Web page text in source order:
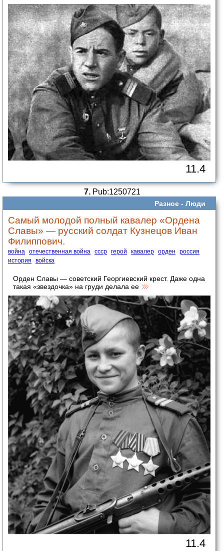
11.4
7.Pub:1250721
Разное - Люди
Самый молодой полный кавалер «Ордена
Славы» — русский солдат Кузнецов Иван
Филиппович.
война отечественная война ссср герой кавалер орден
россия
история
войска
Орден Славы — советский Георгиевский крест. Даже одна
такая «звездочка» на груди делала ее
11.4